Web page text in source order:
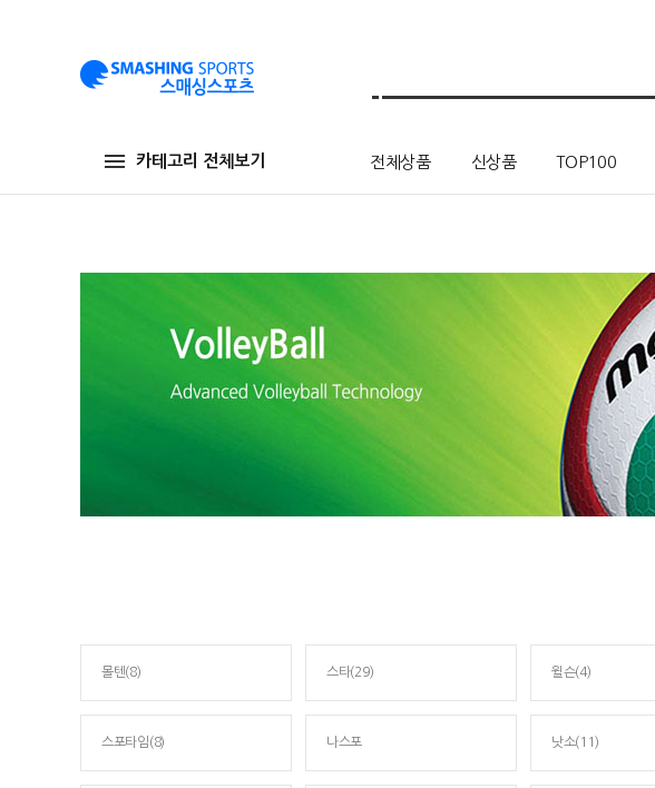
카테고리 전체보기 전체상품 신상품 TOP100
몰텐(8) 스타(29) 윌슨(4)
스포타임(8) 나스포 낫소(11)